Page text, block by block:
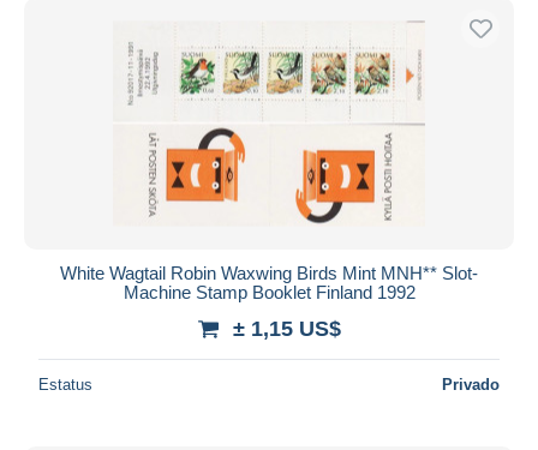
White Wagtail Robin Waxwing Birds Mint MNH** Slot-
Machine Stamp Booklet Finland 1992
± 1,15 US$
Estatus Privado